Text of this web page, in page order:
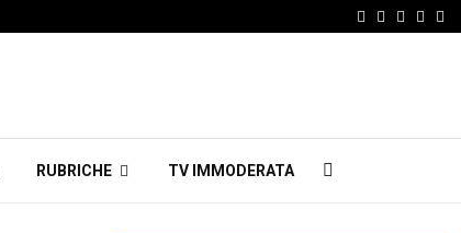
Facebook
Twitter
RUBRICHE TV IMMODERATA